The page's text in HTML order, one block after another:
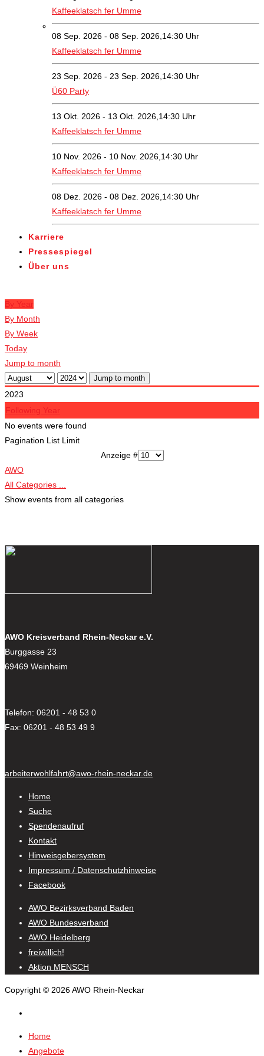
Kaffeeklatsch fer Umme
08 Sep. 2026 - 08 Sep. 2026,14:30 Uhr
Kaffeeklatsch fer Umme
23 Sep. 2026 - 23 Sep. 2026,14:30 Uhr
Ü60 Party
13 Okt. 2026 - 13 Okt. 2026,14:30 Uhr
Kaffeeklatsch fer Umme
10 Nov. 2026 - 10 Nov. 2026,14:30 Uhr
Kaffeeklatsch fer Umme
08 Dez. 2026 - 08 Dez. 2026,14:30 Uhr
Kaffeeklatsch fer Umme
Karriere
Pressespiegel
Über uns
By Year
By Month
By Week
Today
Jump to month
Jump to month
2023
Following Year
No events were found
Pagination List Limit
Anzeige #
AWO
All Categories ...
Show events from all categories
AWO Kreisverband Rhein-Neckar e.V.
Burggasse 23
69469 Weinheim
Telefon: 06201 - 48 53 0
Fax: 06201 - 48 53 49 9
arbeiterwohlfahrt@awo-rhein-neckar.de
Home
Suche
Spendenaufruf
Kontakt
Hinweisgebersystem
Impressum / Datenschutzhinweise
Facebook
AWO Bezirksverband Baden
AWO Bundesverband
AWO Heidelberg
freiwillich!
Aktion MENSCH
Copyright © 2026 AWO Rhein-Neckar
Home
Angebote